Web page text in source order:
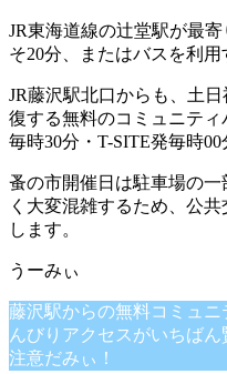
JR東海道線の辻堂駅が最
そ20分、またはバスを利用
JR藤沢駅北口からも、土
復する無料のコミュニテ
毎時30分・T-SITE発毎時00
蚤の市開催日は駐車場の
く大変混雑するため、公
します。
藤沢駅からの無料コミュ
んびりアクセスがいちば
注意だみぃ！